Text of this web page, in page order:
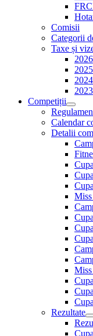
Comisii
Categorii
Taxe și
2026
2025
2024
2023
Competiții
Calendar
Detalii
Rezultate